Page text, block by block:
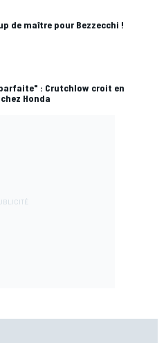
de maître pour Bezzecchi !
: Crutchlow croit en
Honda